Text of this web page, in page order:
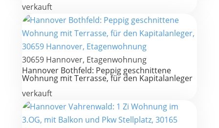
verkauft
30659 Hannover, Etagenwohnung
Hannover Bothfeld: Peppig geschnittene
Wohnung mit Terrasse, für den Kapitalanleger
verkauft